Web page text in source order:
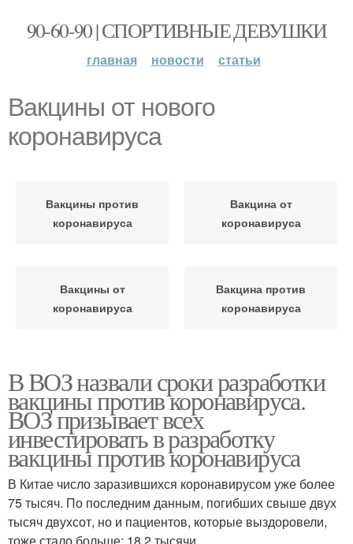
90-60-90 | СПОРТИВНЫЕ ДЕВУШКИ
главная новости статьи
Вакцины от нового
коронавируса
Вакцины против
коронавируса
Вакцина от
коронавируса
Вакцины от
коронавируса
Вакцина против
коронавируса
В ВОЗ назвали сроки разработки
вакцины против коронавируса.
ВОЗ призывает всех
инвестировать в разработку
вакцины против коронавируса
В Китае число заразившихся коронавирусом уже более
75 тысяч. По последним данным, погибших свыше двух
тысяч двухсот, но и пациентов, которые выздоровели,